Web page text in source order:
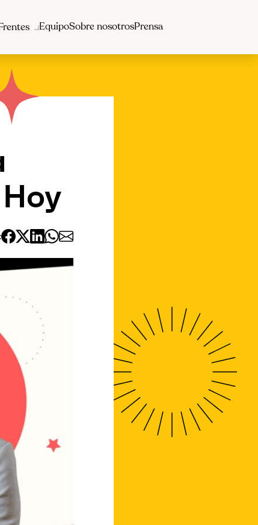
EquipoSobre nosotrosPrensa